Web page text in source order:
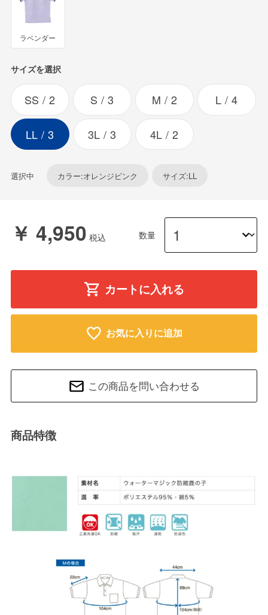
ラベンダー
サイズを選択
SS 2 S 3 M 2 L 4
LL 3 3L 3 4L 2
選択中 カラー:オレンジピンク サイズ:LL
￥ 4,950 数量
カートに入れる
お気に入りに追加
この商品を問い合わせる
商品特徴